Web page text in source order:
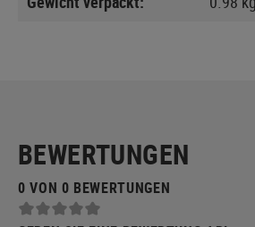
BEWERTUNGEN
0 VON 0 BEWERTUNGEN